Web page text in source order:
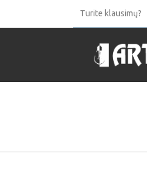
Turite klausimų?